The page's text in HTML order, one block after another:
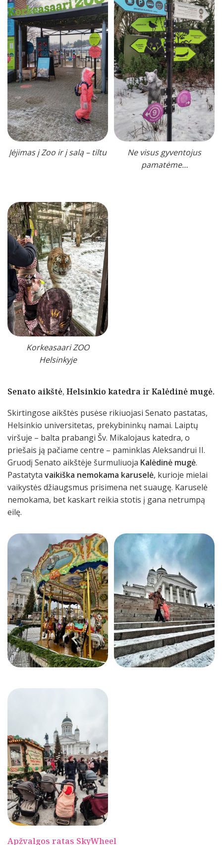
Įėjimas į Zoo ir į salą – tiltu
Ne visus gyventojus
pamatėme…
Korkeasaari ZOO
Helsinkyje
Senato aikštė, Helsinkio katedra irKalėdinė mugė.
Skirtingose ​​aikštės pusėse rikiuojasi Senato pastatas,
Helsinkio universitetas, prekybininkų namai. Laiptų
viršuje – balta prabangi Šv. Mikalojaus katedra, o
priešais ją pačiame centre – paminklas Aleksandrui II.
Gruodį Senato aikštėje šurmuliuoja Kalėdinė mugė.
Pastatyta vaikiška nemokama karuselė, kurioje mielai
vaikystės džiaugsmus prisimena net suaugę. Karuselė
nemokama, bet kaskart reikia stotis į gana netrumpą
eilę.
Apžvalgos ratas SkyWheel